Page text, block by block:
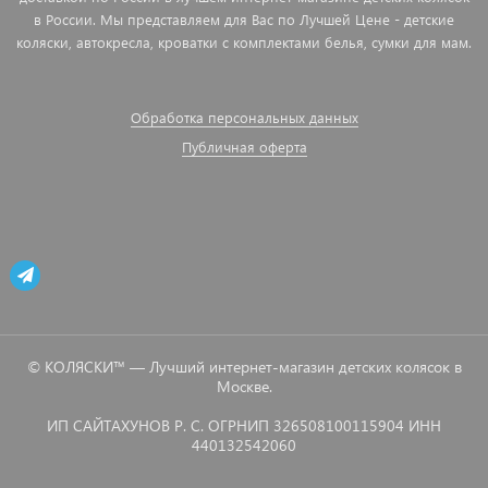
в России. Мы представляем для Вас по Лучшей Цене - детские
коляски, автокресла, кроватки с комплектами белья, сумки для мам.
Обработка персональных данных
Публичная оферта
© КОЛЯСКИ™ — Лучший интернет-магазин детских колясок в
Москве.
ИП САЙТАХУНОВ Р. С. ОГРНИП 326508100115904 ИНН
440132542060